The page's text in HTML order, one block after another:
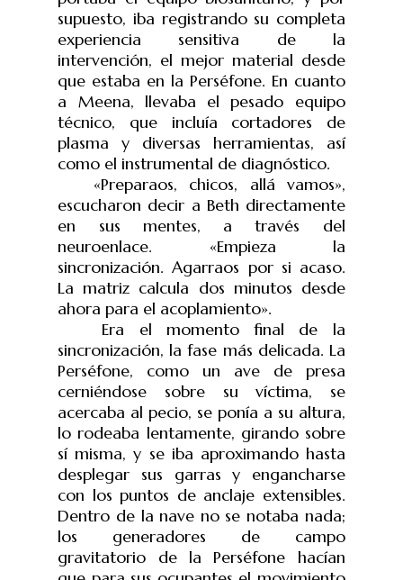
supuesto, iba registrando su completa
experiencia sensitiva de la
intervención, el mejor material desde
que estaba en la Perséfone. En cuanto
a Meena, llevaba el pesado equipo
técnico, que incluía cortadores de
plasma y diversas herramientas, así
como el instrumental de diagnóstico.
«Preparaos, chicos, allá vamos»,
escucharon decir a Beth directamente
en sus mentes, a través del
neuroenlace. «Empieza la
sincronización. Agarraos por si acaso.
La matriz calcula dos minutos desde
ahora para el acoplamiento».
Era el momento final de la
sincronización, la fase más delicada. La
Perséfone, como un ave de presa
cerniéndose sobre su víctima, se
acercaba al pecio, se ponía a su altura,
lo rodeaba lentamente, girando sobre
sí misma, y se iba aproximando hasta
desplegar sus garras y engancharse
con los puntos de anclaje extensibles.
Dentro de la nave no se notaba nada;
los generadores de campo
gravitatorio de la Perséfone hacían